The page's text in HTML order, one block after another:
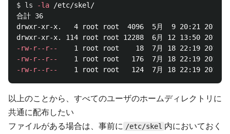
$ ls -la /etc/skel/
合計 36
drwxr-xr-x.   4 root root  4096  5月  9 20:21 2014
-rw-r--r--
-rw-r--r--
-rw-r--r--
以上のことから、すべてのユーザのホームディレクトリに
共通に配布したい
ファイルがある場合は、事前に /etc/skel 内においておく